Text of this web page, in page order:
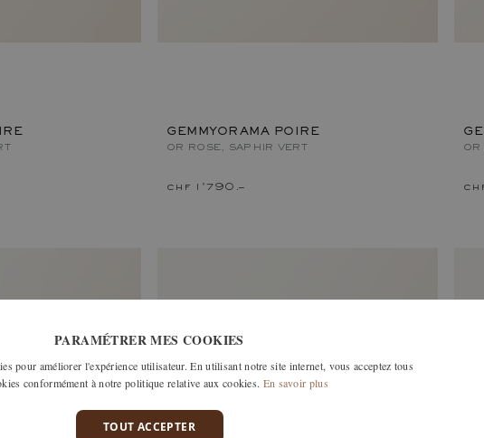
GEMMYORAMA POIRE
OR ROSE, SAPHIR VERT
chf 1'790.–
OR
PARAMÉTRER MES COOKIES
pour améliorer l'expérience utilisateur. En utilisant notre site internet, vous acceptez tous
conformément à notre politique relative aux cookies. En savoir plus
TOUT ACCEPTER